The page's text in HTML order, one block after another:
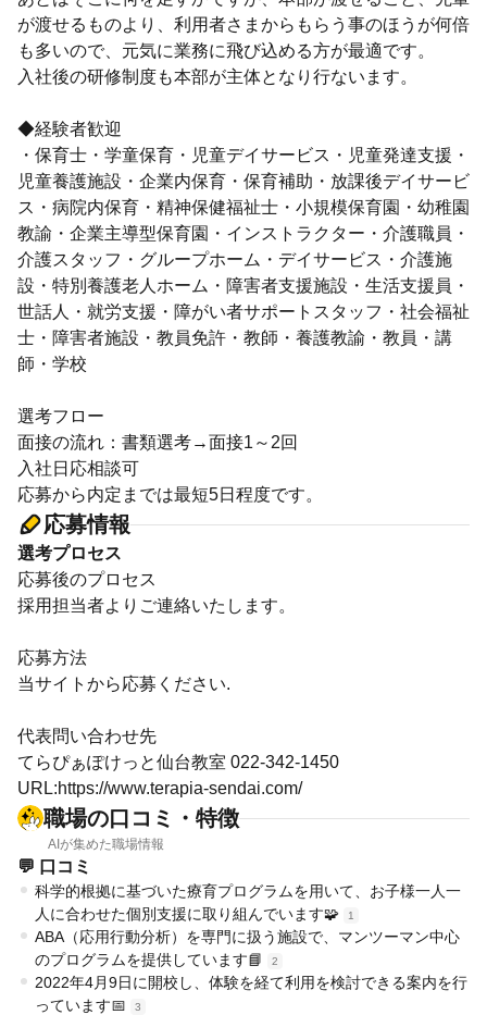
が渡せるものより、利用者さまからもらう事のほうが何倍
も多いので、元気に業務に飛び込める方が最適です。
入社後の研修制度も本部が主体となり行ないます。
◆経験者歓迎
・保育士・学童保育・児童デイサービス・児童発達支援・
児童養護施設・企業内保育・保育補助・放課後デイサービ
ス・病院内保育・精神保健福祉士・小規模保育園・幼稚園
教諭・企業主導型保育園・インストラクター・介護職員・
介護スタッフ・グループホーム・デイサービス・介護施
設・特別養護老人ホーム・障害者支援施設・生活支援員・
世話人・就労支援・障がい者サポートスタッフ・社会福祉
士・障害者施設・教員免許・教師・養護教諭・教員・講
師・学校
選考フロー
面接の流れ：書類選考→面接1～2回
入社日応相談可
応募から内定までは最短5日程度です。
応募情報
選考プロセス
応募後のプロセス
採用担当者よりご連絡いたします。
応募方法
当サイトから応募ください.
代表問い合わせ先
てらぴぁぽけっと仙台教室 022-342-1450
URL:https://www.terapia-sendai.com/
職場の口コミ・特徴
AIが集めた職場情報
💬 口コミ
科学的根拠に基づいた療育プログラムを用いて、お子様一人一
人に合わせた個別支援に取り組んでいます🧩
1
ABA（応用行動分析）を専門に扱う施設で、マンツーマン中心
のプログラムを提供しています📘
2
2022年4月9日に開校し、体験を経て利用を検討できる案内を行
っています📅
3